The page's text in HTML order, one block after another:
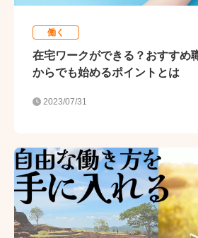
働く
在宅ワークができる？おすすめ
からでも始めるポイントとは
2023/07/31